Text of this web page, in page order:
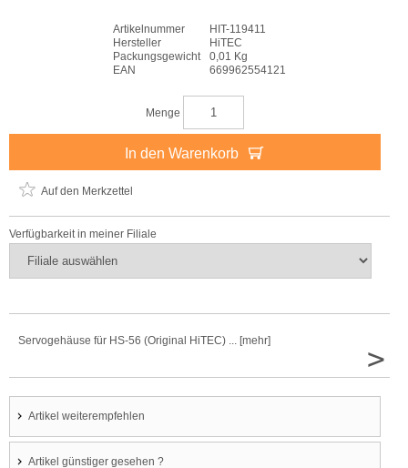
Artikelnummer
HIT-119411
Hersteller
HiTEC
Packungsgewicht
0,01 Kg
EAN
669962554121
Menge
In den Warenkorb
Auf den Merkzettel
Verfügbarkeit in meiner Filiale
Servogehäuse für HS-56 (Original HiTEC) ... [mehr]
>
Artikel weiterempfehlen
Artikel günstiger gesehen ?